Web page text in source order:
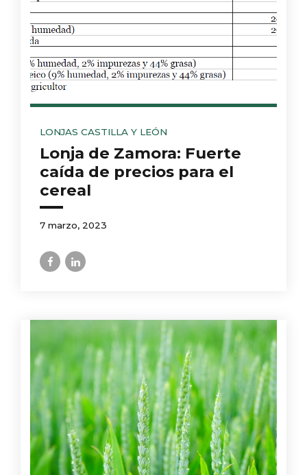
LONJAS CASTILLA Y LEÓN
Lonja de Zamora: Fuerte
caída de precios para el
cereal
7 marzo, 2023